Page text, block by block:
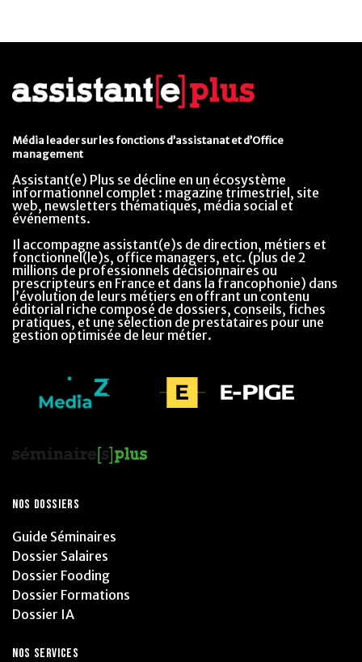
Média leader sur les fonctions d’assistanat et d’Office
management
Assistant(e) Plus se décline en un écosystème
informationnel complet : magazine trimestriel, site
web, newsletters thématiques, média social et
événements.
Il accompagne assistant(e)s de direction, métiers et
fonctionnel(le)s, office managers, etc. (plus de 2
millions de professionnels décisionnaires ou
prescripteurs en France et dans la francophonie) dans
l’évolution de leurs métiers en offrant un contenu
éditorial riche composé de dossiers, conseils, fiches
pratiques, et une sélection de prestataires pour une
gestion optimisée de leur métier.
NOS DOSSIERS
Guide Séminaires
Dossier Salaires
Dossier Fooding
Dossier Formations
Dossier IA
NOS SERVICES